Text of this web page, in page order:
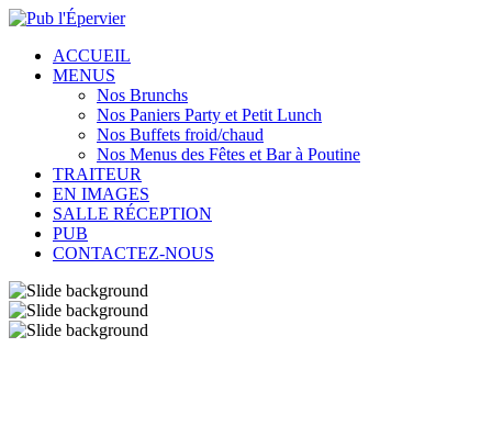
ACCUEIL
MENUS
Nos Brunchs
Nos Paniers Party et Petit Lunch
Nos Buffets froid/chaud
Nos Menus des Fêtes et Bar à Poutine
TRAITEUR
EN IMAGES
SALLE RÉCEPTION
PUB
CONTACTEZ-NOUS